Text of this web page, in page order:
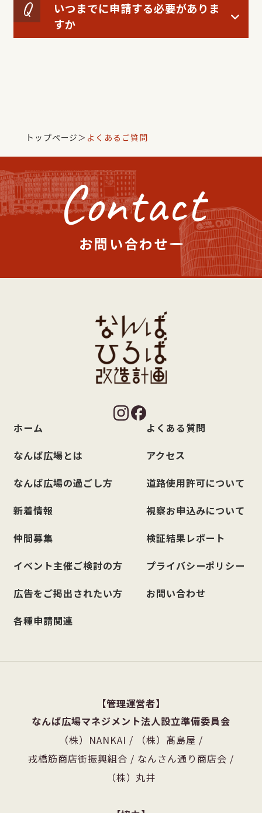
いつまでに申請する必要がありま
すか
トップページ＞ よくあるご質問
Contact
お問い合わせ
ホーム
なんば広場とは
なんば広場の過ごし方
新着情報
仲間募集
イベント主催ご検討の方
広告をご掲出されたい方
各種申請関連
よくある質問
アクセス
道路使用許可について
視察お申込みについて
検証結果レポート
プライバシーポリシー
お問い合わせ
管理運営者
なんば広場マネジメント法人設立準備委員会
（株）NANKAI / （株）髙島屋 /
戎橋筋商店街振興組合 / なんさん通り商店会 /
（株）丸井